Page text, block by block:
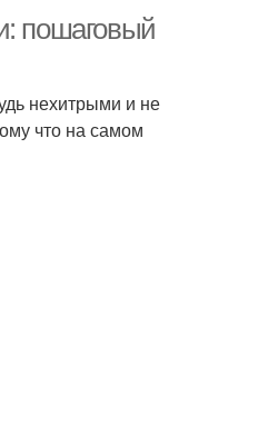
пошаговый
нехитрыми и не
что на самом